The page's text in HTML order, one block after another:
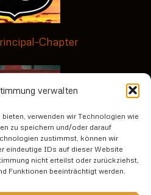
verwalten
verwenden wir Technologien wie
zu speichern und/oder darauf
zustimmst, können wir
eindeutige IDs auf dieser Website
nicht erteilst oder zurückziehst,
Funktionen beeinträchtigt werden.
Chapter
no fun3